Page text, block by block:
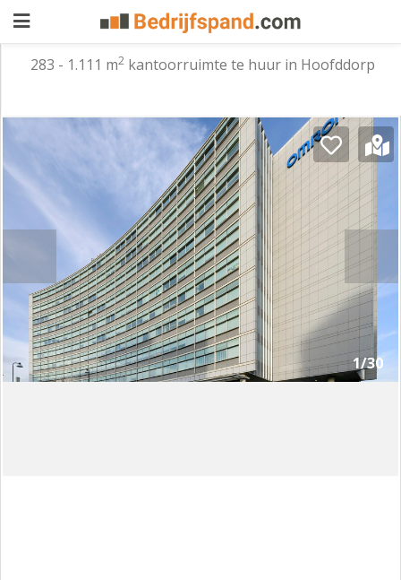
zoeken
Waarom
adverteren
Premium
adverteren
Registreren
Login
283 - 1.111 m2kantoorruimte te huur in Hoofddorp
1/30